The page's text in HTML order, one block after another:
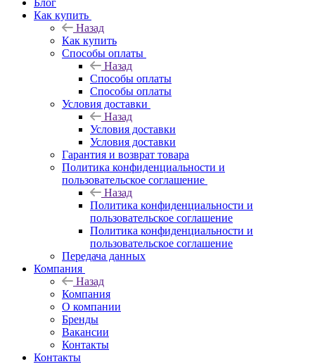
Блог
Как купить
Назад
Как купить
Способы оплаты
Назад
Способы оплаты
Способы оплаты
Условия доставки
Назад
Условия доставки
Условия доставки
Гарантия и возврат товара
Политика конфиденциальности и
пользовательское соглашение
Назад
Политика конфиденциальности и
пользовательское соглашение
Политика конфиденциальности и
пользовательское соглашение
Передача данных
Компания
Назад
Компания
О компании
Бренды
Вакансии
Контакты
Контакты